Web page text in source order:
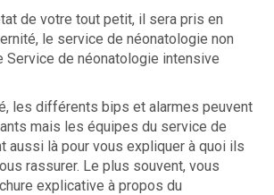
de votre tout petit, il sera pris en
le service de néonatologie non
Service de néonatologie intensive
les différents bips et alarmes peuvent
mais les équipes du service de
aussi là pour vous expliquer à quoi ils
rassurer. Le plus souvent, vous
explicative à propos du